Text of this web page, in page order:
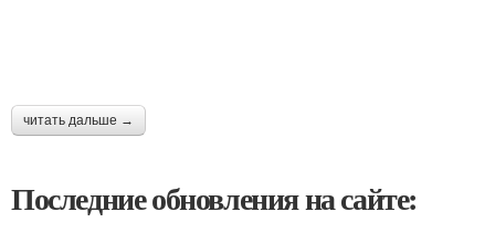
читать дальше →
Последние обновления на сайте: